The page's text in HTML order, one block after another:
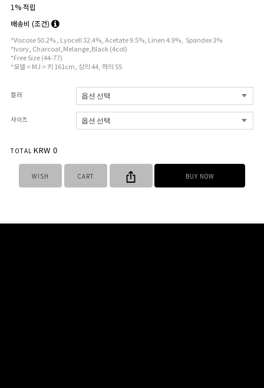
1% 적립
배송비 (조건)
*Viscose 50.2% , Lyocell 32.4%, Acetate 9.5%, Linen 4.9%, Spandex 3%
*Ivory, Charcoal,Melange,Black (4col)
*Free Size (44-77)
*모델 < MJ > 키 161cm, 상의 44, 하의 55
컬러
사이즈
TOTAL KRW 0
WISH CART BUY NOW